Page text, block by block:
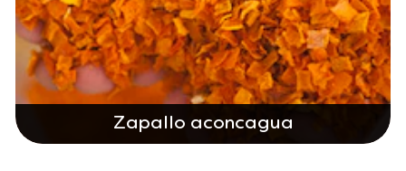
Zapallo aconcagua